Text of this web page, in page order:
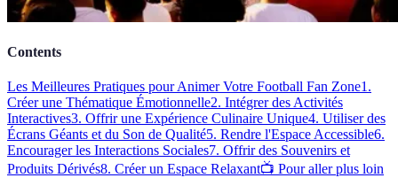
Contents
Les Meilleures Pratiques pour Animer Votre Football Fan Zone1.
Créer une Thématique Émotionnelle2. Intégrer des Activités
Interactives3. Offrir une Expérience Culinaire Unique4. Utiliser des
Écrans Géants et du Son de Qualité5. Rendre l'Espace Accessible6.
Encourager les Interactions Sociales7. Offrir des Souvenirs et
Produits Dérivés8. Créer un Espace Relaxant📺 Pour aller plus loin